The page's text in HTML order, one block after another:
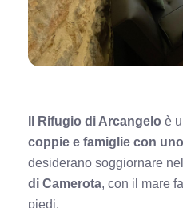
Il Rifugio di Arcangelo è
coppie e famiglie con
desiderano soggiornare nel
di Camerota , con il mare
piedi.